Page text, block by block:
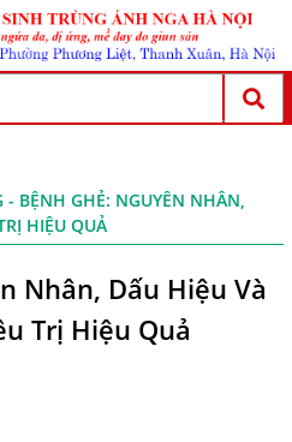
- BỆNH GHẺ: NGUYÊN NHÂN,
HIỆU QUẢ
Nhân, Dấu Hiệu Và
Trị Hiệu Quả